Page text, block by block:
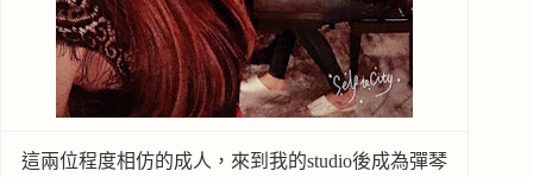
這兩位程度相仿的成人，來到我的studio後成為彈琴